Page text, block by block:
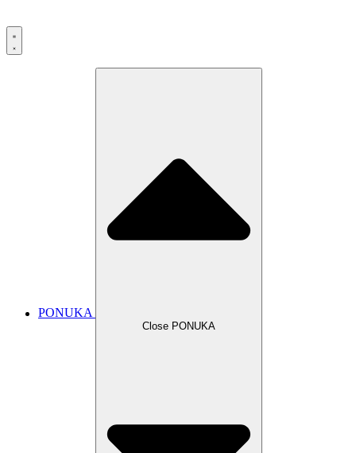
PONUKA
Close PONUKA